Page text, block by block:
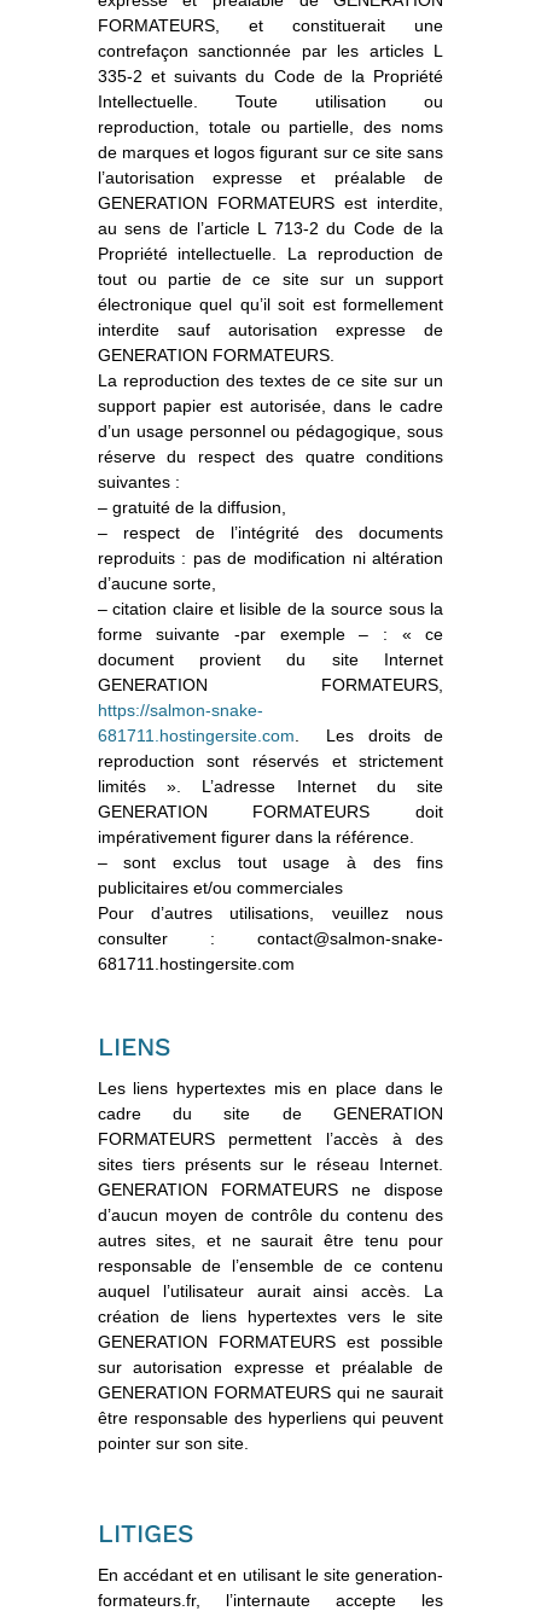
FORMATEURS, et constituerait une
contrefaçon sanctionnée par les articles L
335-2 et suivants du Code de la Propriété
Intellectuelle. Toute utilisation ou
reproduction, totale ou partielle, des noms
de marques et logos figurant sur ce site sans
l’autorisation expresse et préalable de
GENERATION FORMATEURS est interdite,
au sens de l’article L 713-2 du Code de la
Propriété intellectuelle. La reproduction de
tout ou partie de ce site sur un support
électronique quel qu’il soit est formellement
interdite sauf autorisation expresse de
GENERATION FORMATEURS.
La reproduction des textes de ce site sur un
support papier est autorisée, dans le cadre
d’un usage personnel ou pédagogique, sous
réserve du respect des quatre conditions
suivantes :
– gratuité de la diffusion,
– respect de l’intégrité des documents
reproduits : pas de modification ni altération
d’aucune sorte,
– citation claire et lisible de la source sous la
forme suivante -par exemple – : « ce
document provient du site Internet
GENERATION FORMATEURS,
https://salmon-snake-
681711.hostingersite.com . Les droits de
reproduction sont réservés et strictement
limités ». L’adresse Internet du site
GENERATION FORMATEURS doit
impérativement figurer dans la référence.
– sont exclus tout usage à des fins
publicitaires et/ou commerciales
Pour d’autres utilisations, veuillez nous
consulter : contact@salmon-snake-
681711.hostingersite.com
LIENS
Les liens hypertextes mis en place dans le
cadre du site de GENERATION
FORMATEURS permettent l’accès à des
sites tiers présents sur le réseau Internet.
GENERATION FORMATEURS ne dispose
d’aucun moyen de contrôle du contenu des
autres sites, et ne saurait être tenu pour
responsable de l’ensemble de ce contenu
auquel l’utilisateur aurait ainsi accès. La
création de liens hypertextes vers le site
GENERATION FORMATEURS est possible
sur autorisation expresse et préalable de
GENERATION FORMATEURS qui ne saurait
être responsable des hyperliens qui peuvent
pointer sur son site.
LITIGES
En accédant et en utilisant le site generation-
formateurs.fr, l’internaute accepte les